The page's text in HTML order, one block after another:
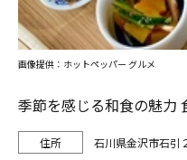
季節を感じる和食の魅力
石川県金沢市石引
画像提供：ホットペッパー グルメ